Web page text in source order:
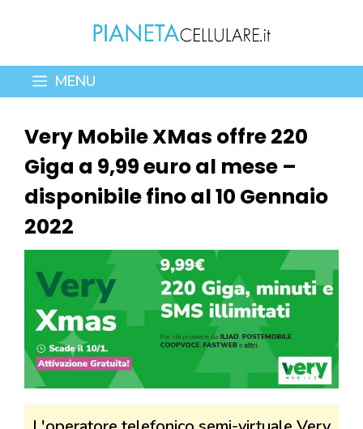
contenuto
MENU
Very Mobile XMas offre 220
Giga a 9,99 euro al mese –
disponibile fino al 10 Gennaio
2022